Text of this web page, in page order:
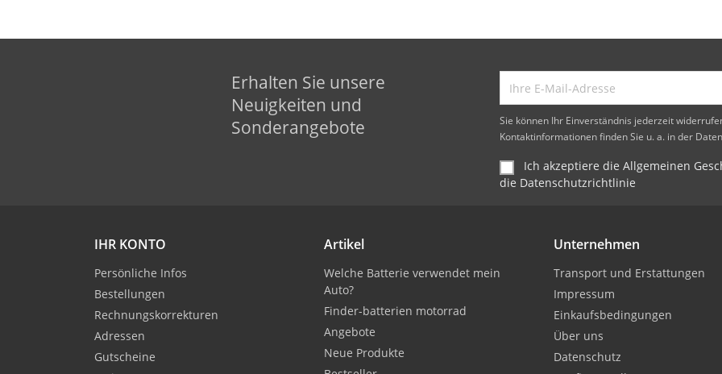
Erhalten Sie unsere
Neuigkeiten und
Sonderangebote
Sie können Ihr Einverständnis jederzeit
Kontaktinformationen finden Sie u. a. in der
Ich akzeptiere die Allgemeinen
die Datenschutzrichtlinie
IHR KONTO
Persönliche Infos
Bestellungen
Rechnungskorrekturen
Adressen
Gutscheine
Artikel
Welche Batterie verwendet mein
Auto?
Finder-batterien motorrad
Angebote
Neue Produkte
Unternehmen
Transport und Erstattungen
Impressum
Einkaufsbedingungen
Über uns
Datenschutz